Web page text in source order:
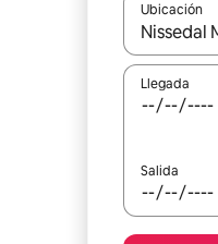
Ubicación
Cuando
Llegada
Salida